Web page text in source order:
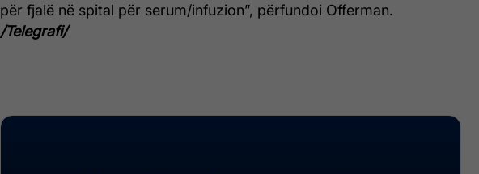
për fjalë në spital për serum/infuzion”, përfundoi Offerman.
/Telegrafi/